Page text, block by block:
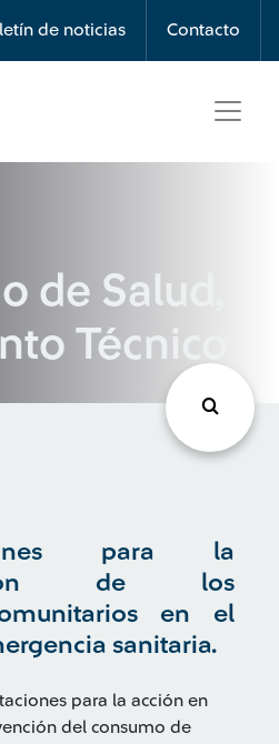
de noticias Contacto
de Salud,
Técnico
para la
de los
en el
sanitaria.
para la acción en
del consumo de